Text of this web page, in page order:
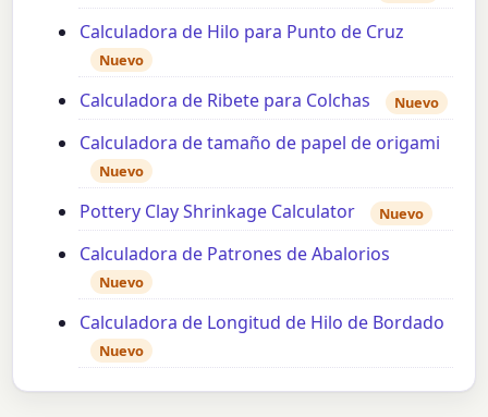
Calculadora de Hilo para Punto de Cruz
Nuevo
Calculadora de Ribete para Colchas Nuevo
Calculadora de tamaño de papel de origami
Nuevo
Pottery Clay Shrinkage Calculator Nuevo
Calculadora de Patrones de Abalorios
Nuevo
Calculadora de Longitud de Hilo de Bordado
Nuevo